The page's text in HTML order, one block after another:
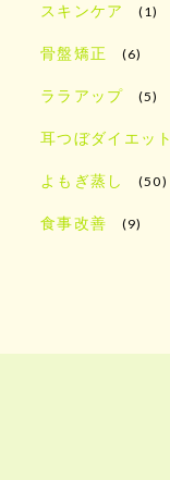
スキンケア (1)
骨盤矯正 (6)
ララアップ (5)
耳つぼダイエット
よもぎ蒸し (50)
食事改善 (9)